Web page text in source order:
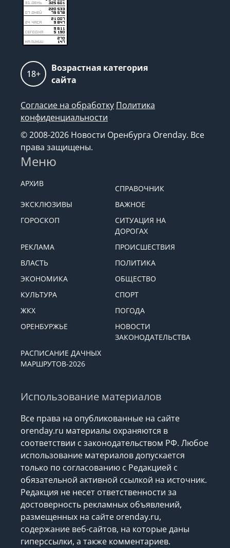
18+
Возрастная категория
сайта
Согласие на обработку Политика
конфиденциальности
© 2008-2026 Новости Оренбурга Orenday. Все
права защищены.
Меню
АРХИВ
СПРАВОЧНИК
ЭКСКЛЮЗИВЫ
ВАЖНОЕ
ГОРОСКОП
СИТУАЦИЯ НА
ДОРОГАХ
РЕКЛАМА
ПРОИСШЕСТВИЯ
ВЛАСТЬ
ПОЛИТИКА
ЭКОНОМИКА
ОБЩЕСТВО
КУЛЬТУРА
СПОРТ
ЖКХ
ПОГОДА
ОРЕНБУРЖЬЕ
НОВОСТИ
ЗАКОНОДАТЕЛЬСТВА
РАСПИСАНИЕ ДАЧНЫХ
МАРШРУТОВ-2026
Использование материалов
Все права на опубликованные на сайте
orenday.ru материалы охраняются в
соответствии с законодательством РФ. Любое
использование материалов допускается
только по согласованию с Редакцией с
обязательной активной ссылкой на источник.
Редакция не несет ответственности за
достоверность рекламных объявлений,
размещенных на сайте orenday.ru,
содержание веб-сайтов, на которые даны
гиперссылки, а также комментариев.